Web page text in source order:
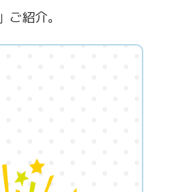
」ご紹介。